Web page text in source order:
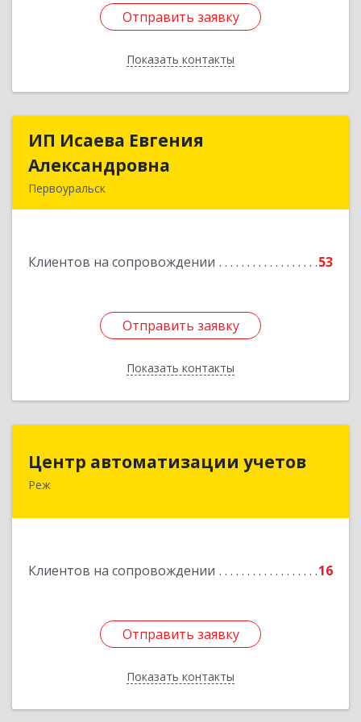
Отправить заявку
Показать контакты
Отправить заявку
Назад
ИП Исаева Евгения
Александровна
Первоуральск
Клиентов на сопровождении 53
Отправить заявку
Показать контакты
ИП Исаева Евгения
Отправить заявку
Назад
Центр автоматизации учетов
Реж
Клиентов на сопровождении 16
Отправить заявку
Показать контакты
623750, Свердловская обл, Режевской р-н, Реж
Отправить заявку
Назад